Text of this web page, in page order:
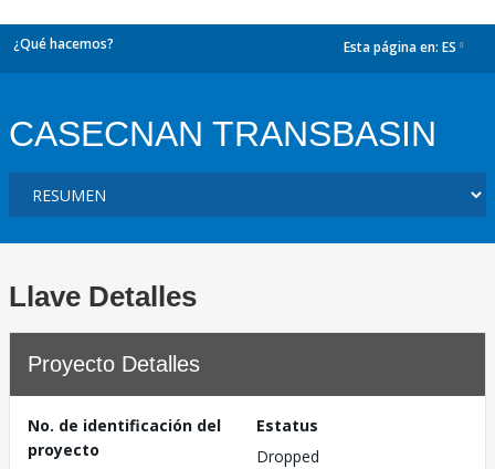
¿Qué hacemos? Esta página en: ES
CASECNAN TRANSBASIN
Llave Detalles
Proyecto Detalles
No. de identificación del
proyecto
Estatus
Dropped